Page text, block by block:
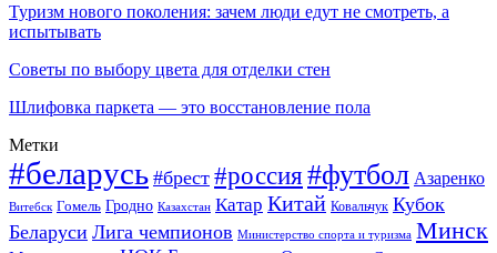
Туризм нового поколения: зачем люди едут не смотреть, а
испытывать
Советы по выбору цвета для отделки стен
Шлифовка паркета — это восстановление пола
Метки
#беларусь #брест #россия#футбол Азаренко
Витебск Гомель Гродно Казахстан Катар Китай Ковальчук Кубок
Беларуси Лига чемпионов Министерство спорта и туризма Минск